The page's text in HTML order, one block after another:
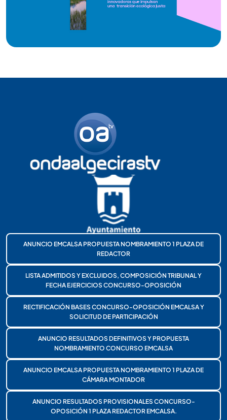
ANUNCIO EMCALSA PROPUESTA NOMBRAMIENTO 1 PLAZA DE
REDACTOR
LISTA ADMITIDOS Y EXCLUIDOS, COMPOSICIÓN TRIBUNAL Y
FECHA EJERCICIOS CONCURSO-OPOSICIÓN
RECTIFICACIÓN BASES CONCURSO-OPOSICIÓN EMCALSA Y
SOLICITUD DE PARTICIPACIÓN
ANUNCIO RESULTADOS DEFINITIVOS Y PROPUESTA
NOMBRAMIENTO CONCURSO EMCALSA
ANUNCIO EMCALSA PROPUESTA NOMBRAMIENTO 1 PLAZA DE
CÁMARA MONTADOR
ANUNCIO RESULTADOS PROVISIONALES CONCURSO-
OPOSICIÓN 1 PLAZA REDACTOR EMCALSA.